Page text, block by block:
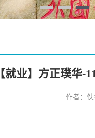
【就业】方正璞华-
作者：